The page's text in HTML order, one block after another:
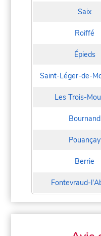
Saix
Roiffé
Épieds
Saint-Léger-de-
Les Trois-
Bournand
Pouançay
Berrie
Fontevraud-